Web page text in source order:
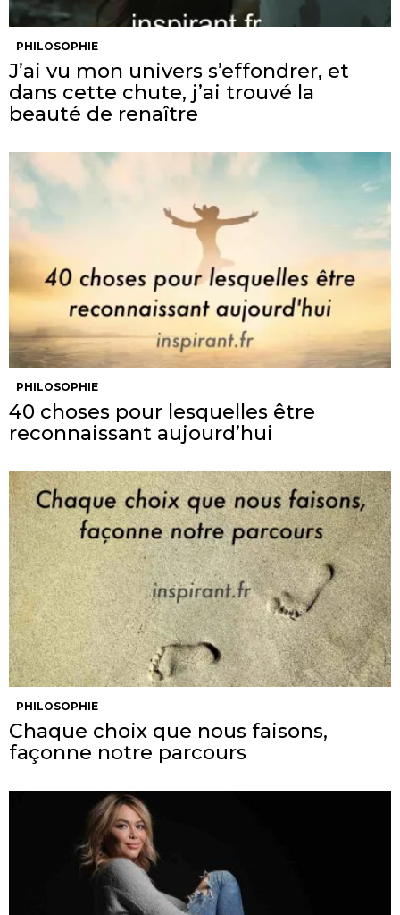
PHILOSOPHIE
J’ai vu mon univers s’effondrer, et
dans cette chute, j’ai trouvé la
beauté de renaître
PHILOSOPHIE
40 choses pour lesquelles être
reconnaissant aujourd’hui
PHILOSOPHIE
Chaque choix que nous faisons,
façonne notre parcours